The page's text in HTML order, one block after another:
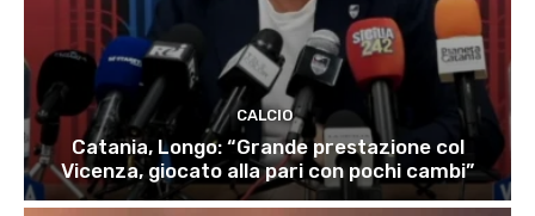
CALCIO
Catania, Longo: “Grande prestazione col
Vicenza, giocato alla pari con pochi cambi”